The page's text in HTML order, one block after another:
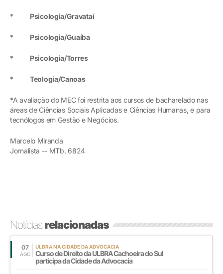
* Psicologia/Gravataí
* Psicologia/Guaíba
* Psicologia/Torres
* Teologia/Canoas
*A avaliação do MEC foi restrita aos cursos de bacharelado nas
áreas de Ciências Sociais Aplicadas e Ciências Humanas, e para
tecnólogos em Gestão e Negócios.
Marcelo Miranda
Jornalista -- MTb. 6824
Notíciasrelacionadas
07
AGO
ULBRA NA CIDADE DA ADVOCACIA
Curso de Direito da ULBRA Cachoeira do Sul
participa da Cidade da Advocacia